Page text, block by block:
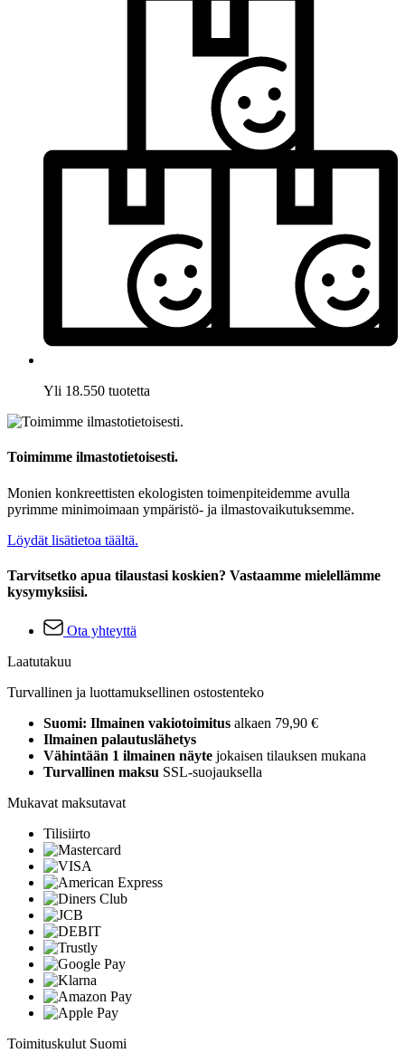
Yli 18.550 tuotetta
Toimimme ilmastotietoisesti.
Monien konkreettisten ekologisten toimenpiteidemme avulla
pyrimme minimoimaan ympäristö- ja ilmastovaikutuksemme.
Löydät lisätietoa täältä.
Tarvitsetko apua tilaustasi koskien? Vastaamme mielellämme
kysymyksiisi.
Ota yhteyttä
Laatutakuu
Turvallinen ja luottamuksellinen ostostenteko
Suomi: Ilmainen vakiotoimitus alkaen 79,90 €
Ilmainen palautuslähetys
Vähintään 1 ilmainen näyte jokaisen tilauksen mukana
Turvallinen maksu SSL-suojauksella
Mukavat maksutavat
Tilisiirto
Toimituskulut Suomi